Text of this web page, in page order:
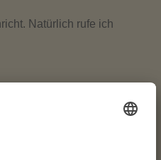
Natürlich rufe ich
in Grundzügen Ihr
weiteren Entscheidung.
werden von Termin zu